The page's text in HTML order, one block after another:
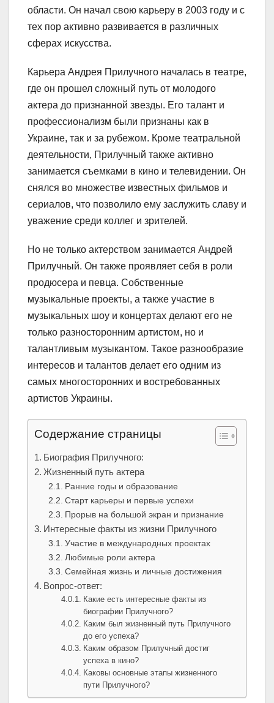
области. Он начал свою карьеру в 2003 году и с
тех пор активно развивается в различных
сферах искусства.
Карьера Андрея Прилучного началась в театре,
где он прошел сложный путь от молодого
актера до признанной звезды. Его талант и
профессионализм были признаны как в
Украине, так и за рубежом. Кроме театральной
деятельности, Прилучный также активно
занимается съемками в кино и телевидении. Он
снялся во множестве известных фильмов и
сериалов, что позволило ему заслужить славу и
уважение среди коллег и зрителей.
Но не только актерством занимается Андрей
Прилучный. Он также проявляет себя в роли
продюсера и певца. Собственные
музыкальные проекты, а также участие в
музыкальных шоу и концертах делают его не
только разносторонним артистом, но и
талантливым музыкантом. Такое разнообразие
интересов и талантов делает его одним из
самых многосторонних и востребованных
артистов Украины.
Содержание страницы
Биография Прилучного:
Жизненный путь актера
Ранние годы и образование
Старт карьеры и первые успехи
Прорыв на большой экран и признание
Интересные факты из жизни Прилучного
Участие в международных проектах
Любимые роли актера
Семейная жизнь и личные достижения
Вопрос-ответ:
Какие есть интересные факты из
биографии Прилучного?
Каким был жизненный путь Прилучного
до его успеха?
Каким образом Прилучный достиг
успеха в кино?
Каковы основные этапы жизненного
пути Прилучного?